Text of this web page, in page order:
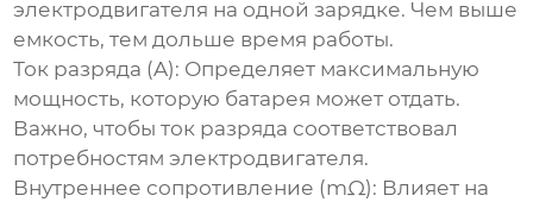
электродвигателя на одной зарядке. Чем выше
емкость, тем дольше время работы.
Ток разряда (A): Определяет максимальную
мощность, которую батарея может отдать.
Важно, чтобы ток разряда соответствовал
потребностям электродвигателя.
Внутреннее сопротивление (mΩ): Влияет на